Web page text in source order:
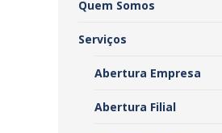
Quem Somos
Serviços
Abertura Empresa
Abertura Filial